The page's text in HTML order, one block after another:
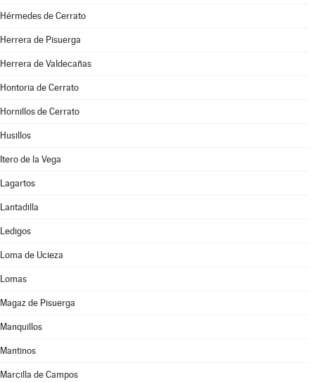
Hérmedes de Cerrato
Herrera de Pisuerga
Herrera de Valdecañas
Hontoria de Cerrato
Hornillos de Cerrato
Husillos
Itero de la Vega
Lagartos
Lantadilla
Ledigos
Loma de Ucieza
Lomas
Magaz de Pisuerga
Manquillos
Mantinos
Marcilla de Campos